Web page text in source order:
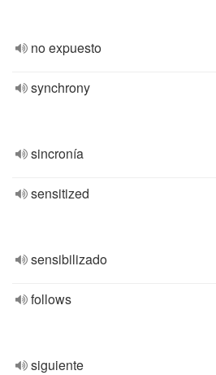
no expuesto
synchrony
sincronía
sensitized
sensibilizado
follows
siguiente